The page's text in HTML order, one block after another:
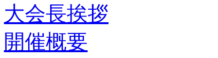
大会長挨拶
開催概要